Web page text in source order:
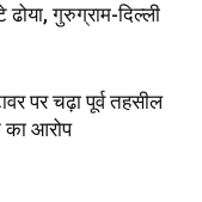
गुरुग्राम-दिल्ली
पर चढ़ा पूर्व तहसील
का आरोप